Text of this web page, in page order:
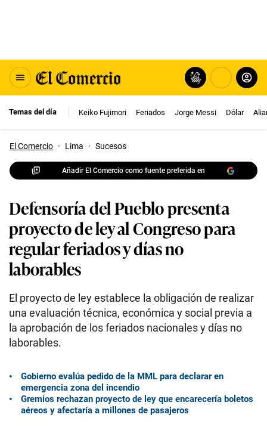
Temas del día Keiko Fujimori Feriados Jorge Messi Dólar
El Comercio · Lima · Sucesos
Añadir El Comercio como fuente preferida en
Defensoría del Pueblo presenta
proyecto de ley al Congreso para
regular feriados y días no
laborables
El proyecto de ley establece la obligación de realizar
una evaluación técnica, económica y social previa a
la aprobación de los feriados nacionales y días no
laborables.
Gobierno evalúa pedido de la MML para declarar en
emergencia zona del incendio
Gremios rechazan proyecto de ley que encarecería boletos
aéreos y afectaría a millones de pasajeros